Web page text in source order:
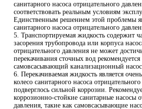
санитарного насоса отрицательного
соответствовать реальным условиям
Единственным решением этой проблемы
санитарного насоса отрицательного
5. Транспортируемая жидкость содержит
засорения трубопровода или корпуса
отрицательного давления не может
перекачивания сточных вод рекомендуется
самовсасывающий канализационный насос.
6. Перекачиваемая жидкость является
колесо санитарного насоса
подверглось сильной коррозии.
коррозионно-стойкие санитарные насосы
давления, такие как самовсасывающие